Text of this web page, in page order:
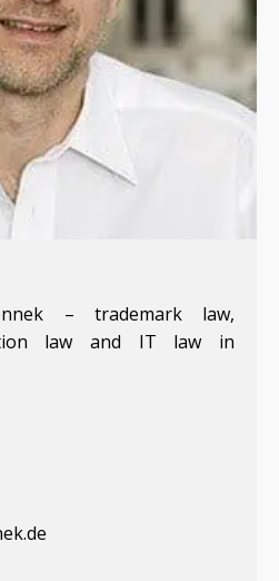
– trademark law,
law and IT law in